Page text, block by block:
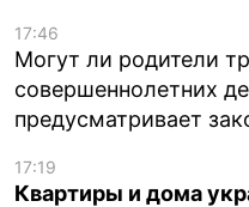
17:46
Могут ли родители
совершеннолетних
предусматривает
17:19
Квартиры и дома